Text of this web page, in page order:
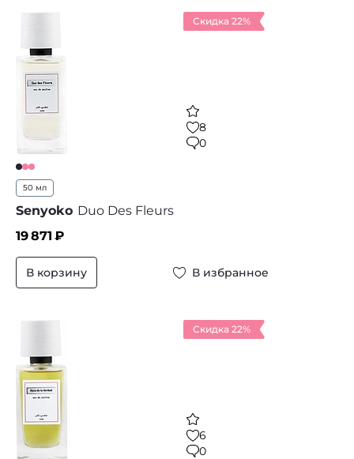
Скидка 22%
8
0
50 мл
Senyoko Duo Des Fleurs
19 871 ₽
В корзину В избранное
Скидка 22%
6
0